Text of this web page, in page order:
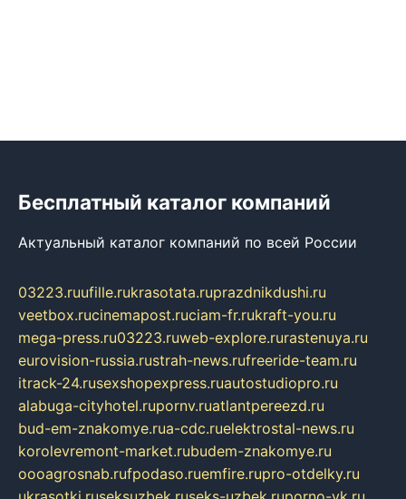
Бесплатный каталог компаний
Актуальный каталог компаний по всей России
03223.ruufille.rukrasotata.ruprazdnikdushi.ru
veetbox.rucinemapost.ruciam-fr.rukraft-you.ru
mega-press.ru03223.ruweb-explore.rurastenuya.ru
eurovision-russia.rustrah-news.rufreeride-team.ru
itrack-24.rusexshopexpress.ruautostudiopro.ru
alabuga-cityhotel.rupornv.ruatlantpereezd.ru
bud-em-znakomye.rua-cdc.ruelektrostal-news.ru
korolevremont-market.rubudem-znakomye.ru
oooagrosnab.rufpodaso.ruemfire.rupro-otdelky.ru